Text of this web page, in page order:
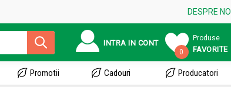
DESPRE NOI
INTRA IN CONT
0
Produse
FAVORITE
Promotii Cadouri Producatori